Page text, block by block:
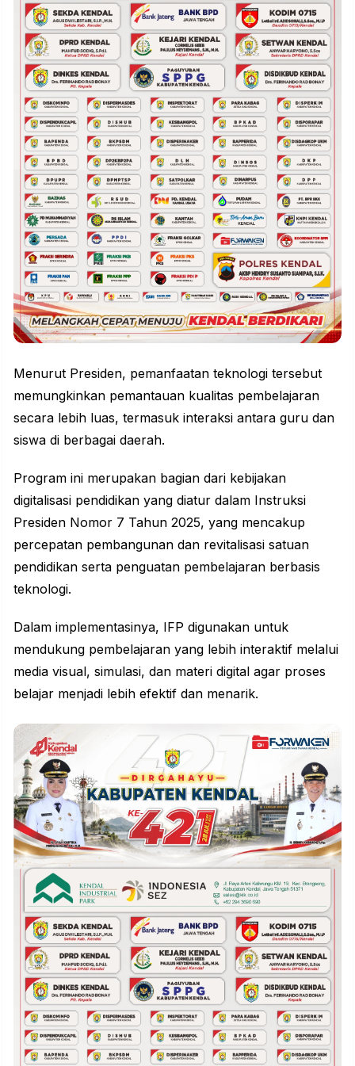
Menurut Presiden, pemanfaatan teknologi tersebut
memungkinkan pemantauan kualitas pembelajaran
secara lebih luas, termasuk interaksi antara guru dan
siswa di berbagai daerah.
Program ini merupakan bagian dari kebijakan
digitalisasi pendidikan yang diatur dalam Instruksi
Presiden Nomor 7 Tahun 2025, yang mencakup
percepatan pembangunan dan revitalisasi satuan
pendidikan serta penguatan pembelajaran berbasis
teknologi.
Dalam implementasinya, IFP digunakan untuk
mendukung pembelajaran yang lebih interaktif melalui
media visual, simulasi, dan materi digital agar proses
belajar menjadi lebih efektif dan menarik.